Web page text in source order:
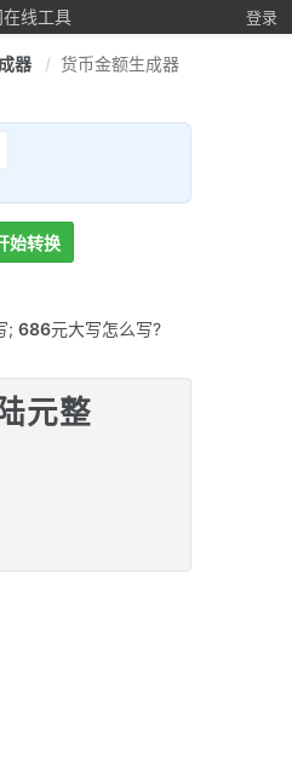
在线工具 登录
器 货币金额生成器
始转换
; 686元大写怎么写?
元整